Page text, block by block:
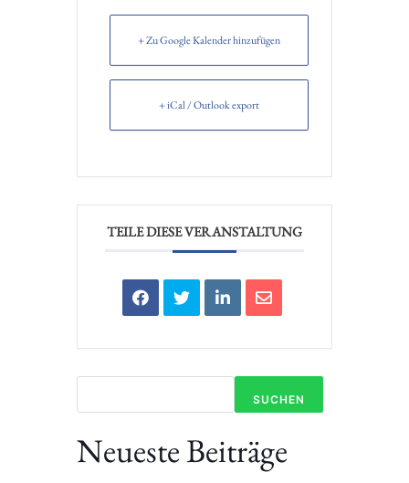
+ Zu Google Kalender hinzufügen
+ iCal / Outlook export
TEILE DIESE VERANSTALTUNG
SUCHEN
Neueste Beiträge